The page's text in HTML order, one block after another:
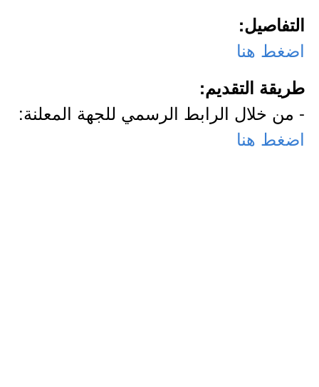
التفاصيل:
اضغط هنا
طريقة التقديم:
- من خلال الرابط الرسمي للجهة المعلنة:
اضغط هنا